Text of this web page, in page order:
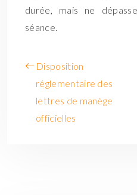
durée, mais ne
séance.
Disposition
réglementaire des
lettres de manège
officielles